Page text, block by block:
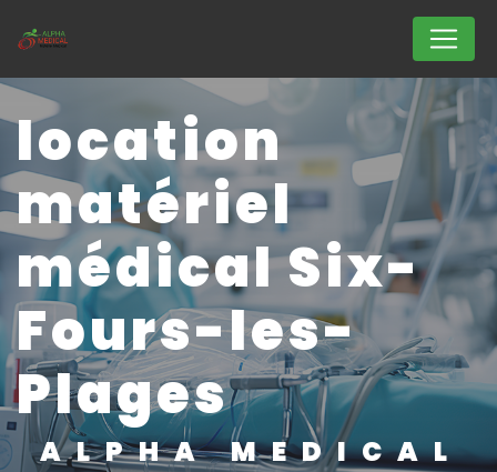
location
matériel
médical Six-
Fours-les-
Plages
ALPHA MEDICAL